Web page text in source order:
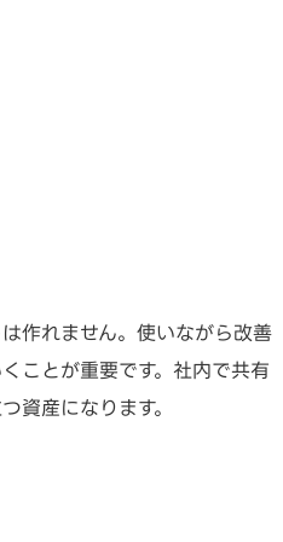
作れません。使いながら改善
ことが重要です。社内で共有
資産になります。